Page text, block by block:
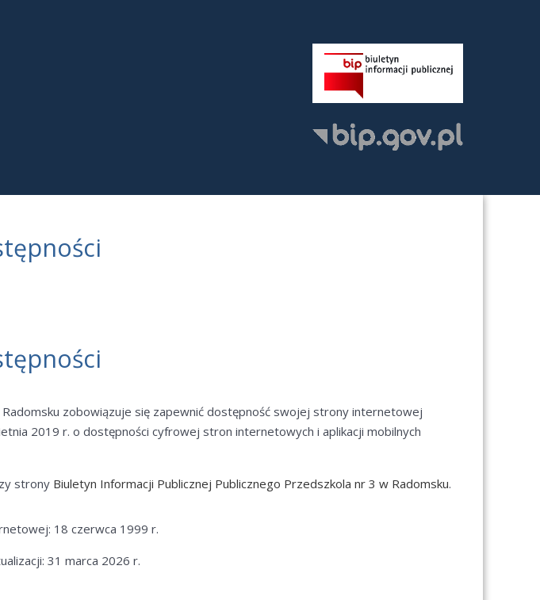
zobowiązuje się zapewnić dostępność swojej strony internetowej
2019 r. o dostępności cyfrowej stron internetowych i aplikacji mobilnych
strony Biuletyn Informacji Publicznej Publicznego Przedszkola nr 3 w Radomsku.
18 czerwca 1999 r.
31 marca 2026 r.